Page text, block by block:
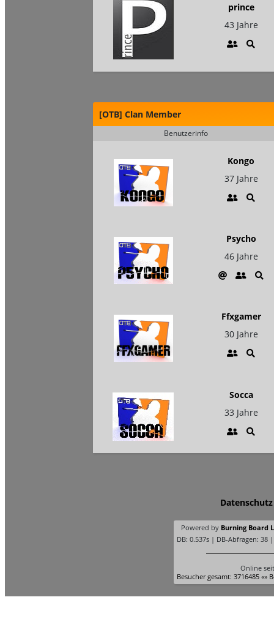
prince
43 Jahre
[OTB] Clan Member
Benutzerinfo
Kongo
37 Jahre
Psycho
46 Jahre
Ffxgamer
30 Jahre
Socca
33 Jahre
Datenschutz
Powered by Burning Board
DB: 0.537s | DB-Abfragen: 38
Online
Besucher gesamt: 3716485 «»